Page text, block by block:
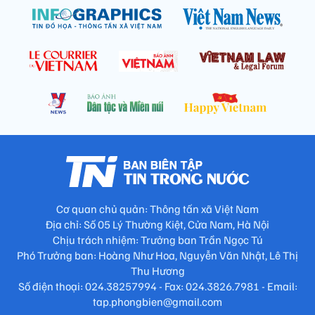
Cơ quan chủ quản: Thông tấn xã Việt Nam
Địa chỉ: Số 05 Lý Thường Kiệt, Cửa Nam, Hà Nội
Chịu trách nhiệm: Trưởng ban Trần Ngọc Tú
Phó Trưởng ban: Hoàng Như Hoa, Nguyễn Văn Nhật, Lê Thị
Thu Hương
Số điện thoại: 024.38257994 - Fax: 024.3826.7981 - Email:
tap.phongbien@gmail.com